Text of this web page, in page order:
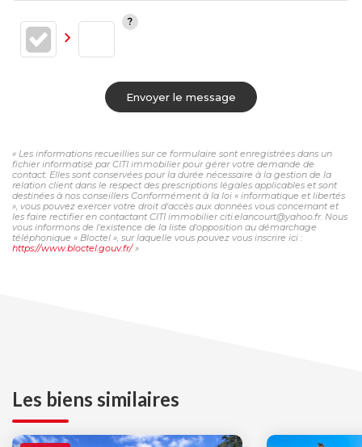
Envoyer le message
« Les informations recueillies sur ce formulaire sont enregistrées dans un
fichier informatisé par CITI immobilier pour gérer votre demande de
contact. Elles sont conservées pour la durée nécessaire à la gestion de la
relation client dans le respect des prescriptions légales applicables et sont
destinées à nos conseillers Conformément à la loi « informatique et libertés
», vous pouvez exercer votre droit d'accès aux données vous concernant et
les faire rectifier en contactant CITI immobilier citi.elancourt@yahoo.fr. Nous
vous informons de l'existence de la liste d'opposition au démarchage
téléphonique « Bloctel », sur laquelle vous pouvez vous inscrire ici :
https://www.bloctel.gouv.fr/»
Les biens similaires